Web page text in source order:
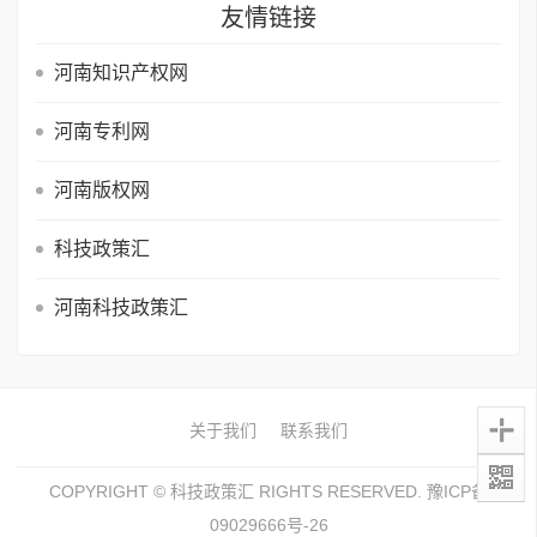
友情链接
河南知识产权网
河南专利网
河南版权网
科技政策汇
河南科技政策汇
关于我们 联系我们
COPYRIGHT © 科技政策汇 RIGHTS RESERVED. 豫ICP备
09029666号-26